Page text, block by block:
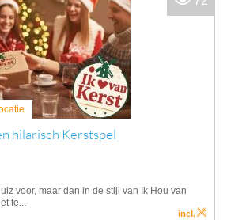
hilarisch Kerstspel
voor, maar dan in de stijl van Ik Hou van
te...
incl.